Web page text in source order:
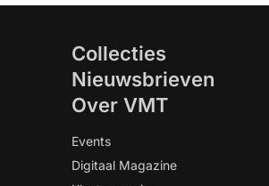
Collecties
Nieuwsbrieven
Over VMT
Events
Digitaal Magazine